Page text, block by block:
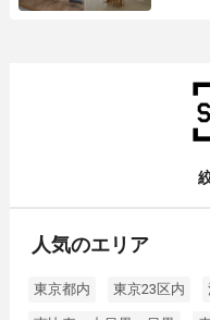
人気のエリア
東京都内 東京23区内